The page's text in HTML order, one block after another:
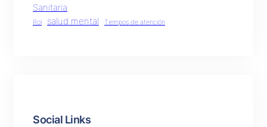
Sanitaria
Rol salud mental Tiempos de atención
Social Links